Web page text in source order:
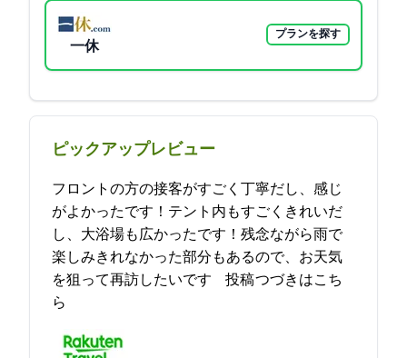
一休
プランを探す
ピックアップレビュー
フロントの方の接客がすごく丁寧だし、感じ
がよかったです！テント内もすごくきれいだ
し、大浴場も広かったです！残念ながら雨で
楽しみきれなかった部分もあるので、お天気
を狙って再訪したいです(*^^*… 2021-10-15 22:58:25投稿つづきはこち
ら